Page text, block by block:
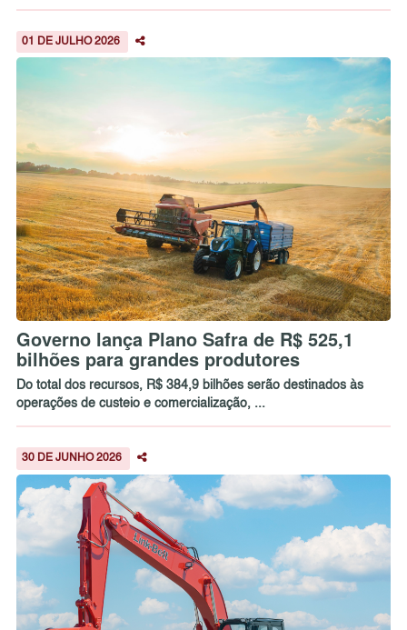
01 DE JULHO 2026
Governo lança Plano Safra de R$ 525,1
bilhões para grandes produtores
Do total dos recursos, R$ 384,9 bilhões serão destinados às
operações de custeio e comercialização, ...
30 DE JUNHO 2026